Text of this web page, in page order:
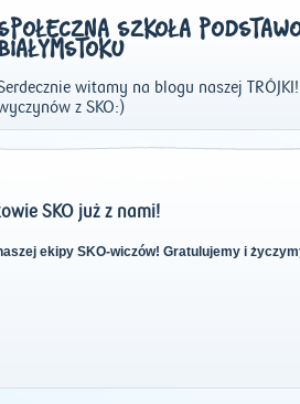
SZKOŁA
witamy na blogu naszej
z SKO:)
SKO już z nami!
ekipy SKO-wiczów! Gratulujemy i